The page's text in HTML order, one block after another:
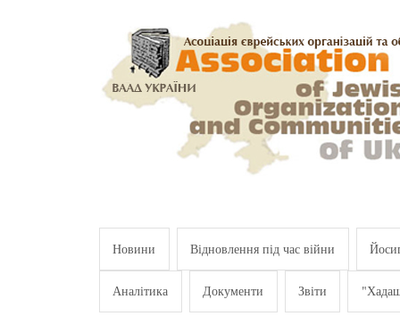
Новини Відновлення під час війни
Аналітика Документи Звіти